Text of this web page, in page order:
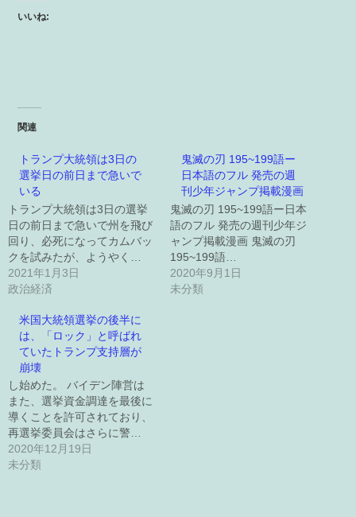
いいね:
関連
トランプ大統領は3日の
選挙日の前日まで急いで
いる
トランプ大統領は3日の選挙
日の前日まで急いで州を飛び
回り、必死になってカムバッ
クを試みたが、ようやく…
2021年1月3日
政治経済
鬼滅の刃 195~199語ー
日本語のフル 発売の週
刊少年ジャンプ掲載漫画
鬼滅の刃 195~199語ー日本
語のフル 発売の週刊少年ジ
ャンプ掲載漫画 鬼滅の刃
195~199語…
2020年9月1日
未分類
米国大統領選挙の後半に
は、「ロック」と呼ばれ
ていたトランプ支持層が
崩壊
し始めた。 バイデン陣営は
また、選挙資金調達を最後に
導くことを許可されており、
再選挙委員会はさらに警…
2020年12月19日
未分類